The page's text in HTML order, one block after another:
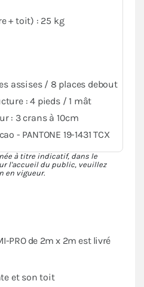
PRO de 2m x 2m est livré
et son toit
+ toit) : 25 kg
assises / 8 places debout
: 4 pieds / 1 mât
: 3 crans à 10cm
- PANTONE 19-1431 TCX
à titre indicatif, dans le
l'accueil du public, veuillez
en vigueur.